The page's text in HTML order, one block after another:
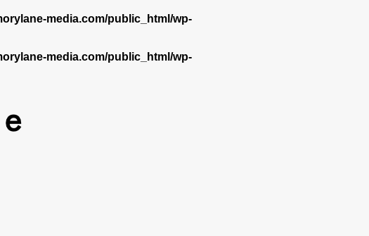
media.com/public_html/wp-
media.com/public_html/wp-